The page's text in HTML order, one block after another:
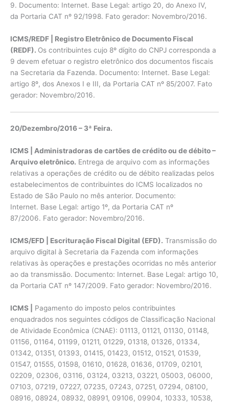
9. Documento: Internet. Base Legal: artigo 20, do Anexo IV,
da Portaria CAT nº 92/1998. Fato gerador: Novembro/2016.
ICMS/REDF | Registro Eletrônico de Documento Fiscal
(REDF). Os contribuintes cujo 8º dígito do CNPJ corresponda a
9 devem efetuar o registro eletrônico dos documentos fiscais
na Secretaria da Fazenda. Documento: Internet. Base Legal:
artigo 8º, dos Anexos I e III, da Portaria CAT nº 85/2007. Fato
gerador: Novembro/2016.
20/Dezembro/2016 – 3ª Feira.
ICMS | Administradoras de cartões de crédito ou de débito –
Arquivo eletrônico. Entrega de arquivo com as informações
relativas a operações de crédito ou de débito realizadas pelos
estabelecimentos de contribuintes do ICMS localizados no
Estado de São Paulo no mês anterior. Documento:
Internet. Base Legal: artigo 1º, da Portaria CAT nº
87/2006. Fato gerador: Novembro/2016.
ICMS/EFD | Escrituração Fiscal Digital (EFD). Transmissão do
arquivo digital à Secretaria da Fazenda com informações
relativas às operações e prestações ocorridas no mês anterior
ao da transmissão. Documento: Internet. Base Legal: artigo 10,
da Portaria CAT nº 147/2009. Fato gerador: Novembro/2016.
ICMS |
Pagamento do imposto pelos contribuintes
enquadrados nos seguintes códigos de Classificação Nacional
de Atividade Econômica (CNAE): 01113, 01121, 01130, 01148,
01156, 01164, 01199, 01211, 01229, 01318, 01326, 01334,
01342, 01351, 01393, 01415, 01423, 01512, 01521, 01539,
01547, 01555, 01598, 01610, 01628, 01636, 01709, 02101,
02209, 02306, 03116, 03124, 03213, 03221, 05003, 06000,
07103, 07219, 07227, 07235, 07243, 07251, 07294, 08100,
08916, 08924, 08932, 08991, 09106, 09904, 10333, 10538,